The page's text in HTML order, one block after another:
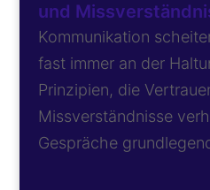
und
Kommunikation
fast immer an der
Prinzipien, die
Missverständnisse
Gespräche